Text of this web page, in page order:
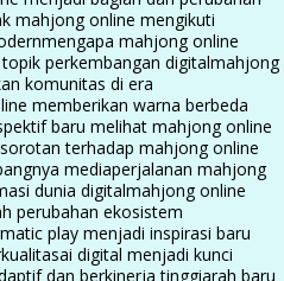
mahjong online mengikuti
mengapa mahjong online
perkembangan digitalmahjong
komunitas di era
memberikan warna berbeda
baru melihat mahjong online
sorotan terhadap mahjong online
mediaperjalanan mahjong
dunia digitalmahjong online
perubahan ekosistem
play menjadi inspirasi baru
ai digital menjadi kunci
dan berkinerja tinggiarah baru